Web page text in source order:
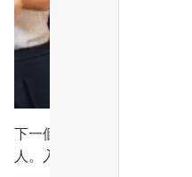
下一個條件就是品味。說
人。入秋戴fedora hat，微